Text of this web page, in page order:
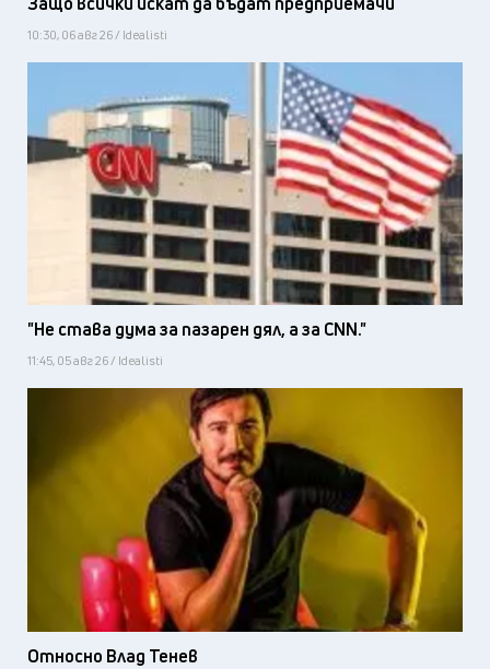
10:30, 06 авг 26 / Idealisti
"Не става дума за пазарен дял, а за CNN."
11:45, 05 авг 26 / Idealisti
Относно Влад Тенев